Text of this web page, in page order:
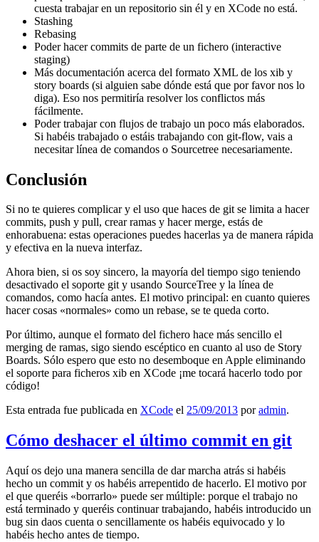
cuesta trabajar en un repositorio sin él y en XCode no está.
Stashing
Rebasing
Poder hacer commits de parte de un fichero (interactive
staging)
Más documentación acerca del formato XML de los xib y
story boards (si alguien sabe dónde está que por favor nos lo
diga). Eso nos permitiría resolver los conflictos más
fácilmente.
Poder trabajar con flujos de trabajo un poco más elaborados.
Si habéis trabajado o estáis trabajando con git-flow, vais a
necesitar línea de comandos o Sourcetree necesariamente.
Conclusión
Si no te quieres complicar y el uso que haces de git se limita a hacer
commits, push y pull, crear ramas y hacer merge, estás de
enhorabuena: estas operaciones puedes hacerlas ya de manera rápida
y efectiva en la nueva interfaz.
Ahora bien, si os soy sincero, la mayoría del tiempo sigo teniendo
desactivado el soporte git y usando SourceTree y la línea de
comandos, como hacía antes. El motivo principal: en cuanto quieres
hacer cosas «normales» como un rebase, se te queda corto.
Por último, aunque el formato del fichero hace más sencillo el
merging de ramas, sigo siendo escéptico en cuanto al uso de Story
Boards. Sólo espero que esto no desemboque en Apple eliminando
el soporte para ficheros xib en XCode ¡me tocará hacerlo todo por
código!
Esta entrada fue publicada en XCode el 25/09/2013 poradmin.
Cómo deshacer el último commit en git
Aquí os dejo una manera sencilla de dar marcha atrás si habéis
hecho un commit y os habéis arrepentido de hacerlo. El motivo por
el que queréis «borrarlo» puede ser múltiple: porque el trabajo no
está terminado y queréis continuar trabajando, habéis introducido un
bug sin daos cuenta o sencillamente os habéis equivocado y lo
habéis hecho antes de tiempo.